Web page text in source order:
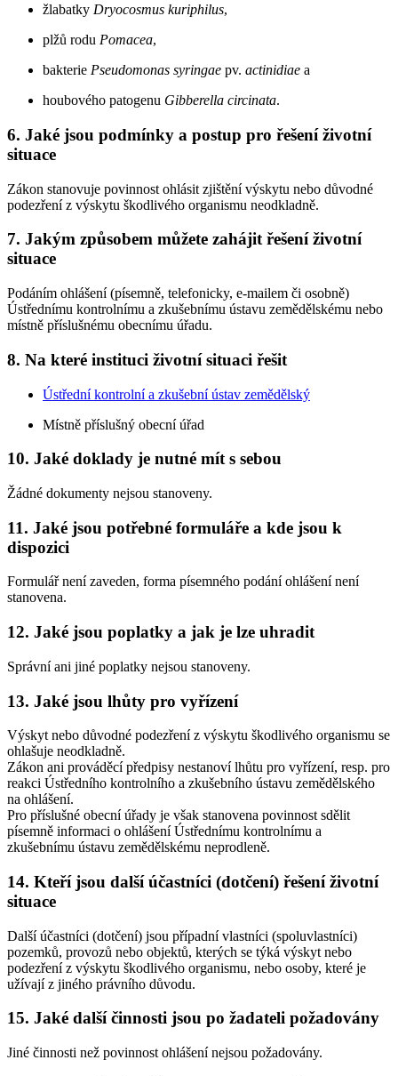
žlabatky Dryocosmus kuriphilus,
plžů rodu Pomacea,
bakterie Pseudomonas syringae pv. actinidiae a
houbového patogenu Gibberella circinata.
6. Jaké jsou podmínky a postup pro řešení životní
situace
Zákon stanovuje povinnost ohlásit zjištění výskytu nebo důvodné
podezření z výskytu škodlivého organismu neodkladně.
7. Jakým způsobem můžete zahájit řešení životní
situace
Podáním ohlášení (písemně, telefonicky, e-mailem či osobně)
Ústřednímu kontrolnímu a zkušebnímu ústavu zemědělskému nebo
místně příslušnému obecnímu úřadu.
8. Na které instituci životní situaci řešit
Ústřední kontrolní a zkušební ústav zemědělský
Místně příslušný obecní úřad
10. Jaké doklady je nutné mít s sebou
Žádné dokumenty nejsou stanoveny.
11. Jaké jsou potřebné formuláře a kde jsou k
dispozici
Formulář není zaveden, forma písemného podání ohlášení není
stanovena.
12. Jaké jsou poplatky a jak je lze uhradit
Správní ani jiné poplatky nejsou stanoveny.
13. Jaké jsou lhůty pro vyřízení
Výskyt nebo důvodné podezření z výskytu škodlivého organismu se
ohlašuje neodkladně.
Zákon ani prováděcí předpisy nestanoví lhůtu pro vyřízení, resp. pro
reakci Ústředního kontrolního a zkušebního ústavu zemědělského
na ohlášení.
Pro příslušné obecní úřady je však stanovena povinnost sdělit
písemně informaci o ohlášení Ústřednímu kontrolnímu a
zkušebnímu ústavu zemědělskému neprodleně.
14. Kteří jsou další účastníci (dotčení) řešení životní
situace
Další účastníci (dotčení) jsou případní vlastníci (spoluvlastníci)
pozemků, provozů nebo objektů, kterých se týká výskyt nebo
podezření z výskytu škodlivého organismu, nebo osoby, které je
užívají z jiného právního důvodu.
15. Jaké další činnosti jsou po žadateli požadovány
Jiné činnosti než povinnost ohlášení nejsou požadovány.